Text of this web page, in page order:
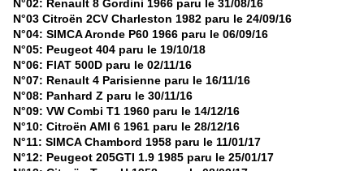
N°02: Renault 8 Gordini 1966 paru le 31/08/16
N°03 Citroën 2CV Charleston 1982 paru le 24/09/16
N°04: SIMCA Aronde P60 1966 paru le 06/09/16
N°05: Peugeot 404 paru le 19/10/18
N°06: FIAT 500D paru le 02/11/16
N°07: Renault 4 Parisienne paru le 16/11/16
N°08: Panhard Z paru le 30/11/16
N°09: VW Combi T1 1960 paru le 14/12/16
N°10: Citroën AMI 6 1961 paru le 28/12/16
N°11: SIMCA Chambord 1958 paru le 11/01/17
N°12: Peugeot 205GTI 1.9 1985 paru le 25/01/17